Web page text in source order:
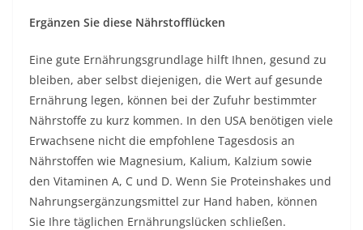
Ergänzen Sie diese Nährstofflücken
Eine gute Ernährungsgrundlage hilft Ihnen, gesund zu
bleiben, aber selbst diejenigen, die Wert auf gesunde
Ernährung legen, können bei der Zufuhr bestimmter
Nährstoffe zu kurz kommen. In den USA benötigen viele
Erwachsene nicht die empfohlene Tagesdosis an
Nährstoffen wie Magnesium, Kalium, Kalzium sowie
den Vitaminen A, C und D. Wenn Sie Proteinshakes und
Nahrungsergänzungsmittel zur Hand haben, können
Sie Ihre täglichen Ernährungslücken schließen.